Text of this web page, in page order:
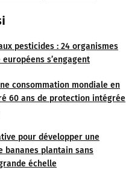
pesticides : 24 organismes
s’engagent
consommation mondiale en
60 ans de protection intégrée
pour développer une
bananes plantain sans
échelle